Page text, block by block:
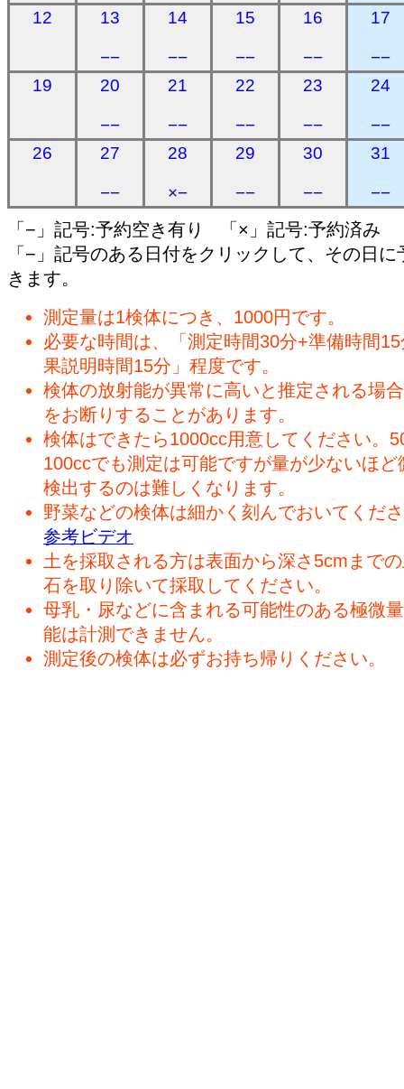
12 13
−−
14
−−
15
−−
16
−−
17
−−
19
20
−−
21
−−
22
−−
23
−−
24
−−
26
27
−−
28
×−
29
−−
30
−−
31
−−
「−」記号:予約空き有り 「×」記号:予約済み
「−」記号のある日付をクリックして、その日に
きます。
測定量は1検体につき、1000円です。
必要な時間は、「測定時間30分+準備時間
果説明時間15分」程度です。
検体の放射能が異常に高いと推定される場
をお断りすることがあります。
検体はできたら1000cc用意してください。
100ccでも測定は可能ですが量が少ないほど
検出するのは難しくなります。
野菜などの検体は細かく刻んでおいてくだ
参考ビデオ
土を採取される方は表面から深さ5cmまで
石を取り除いて採取してください。
母乳・尿などに含まれる可能性のある極微
能は計測できません。
測定後の検体は必ずお持ち帰りください。